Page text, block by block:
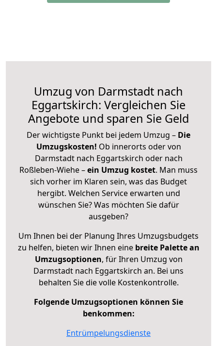
Umzug von Darmstadt nach
Eggartskirch: Vergleichen Sie
Angebote und sparen Sie Geld
Der wichtigste Punkt bei jedem Umzug – Die
Umzugskosten! Ob innerorts oder von
Darmstadt nach Eggartskirch oder nach
Roßleben-Wiehe –ein Umzug kostet. Man muss
sich vorher im Klaren sein, was das Budget
hergibt. Welchen Service erwarten und
wünschen Sie? Was möchten Sie dafür
ausgeben?
Um Ihnen bei der Planung Ihres Umzugsbudgets
zu helfen, bieten wir Ihnen eine breite Palette an
Umzugsoptionen, für Ihren Umzug von
Darmstadt nach Eggartskirch an. Bei uns
behalten Sie die volle Kostenkontrolle.
Folgende Umzugsoptionen können Sie
benkommen:
Entrümpelungsdienste